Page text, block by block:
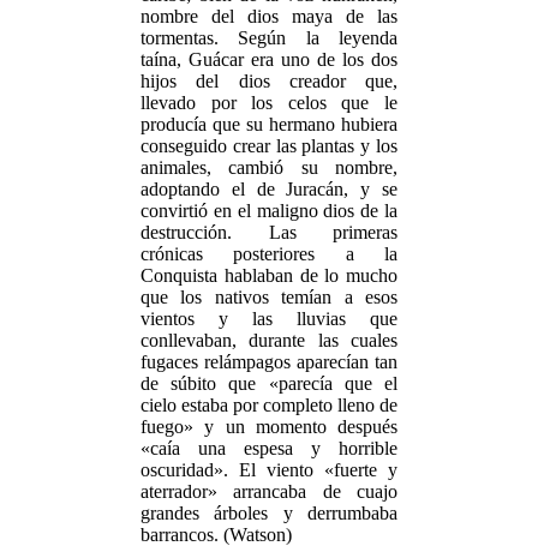
nombre del dios maya de las
tormentas. Según la leyenda
taína, Guácar era uno de los dos
hijos del dios creador que,
llevado por los celos que le
producía que su hermano hubiera
conseguido crear las plantas y los
animales, cambió su nombre,
adoptando el de Juracán, y se
convirtió en el maligno dios de la
destrucción. Las primeras
crónicas posteriores a la
Conquista hablaban de lo mucho
que los nativos temían a esos
vientos y las lluvias que
conllevaban, durante las cuales
fugaces relámpagos aparecían tan
de súbito que «parecía que el
cielo estaba por completo lleno de
fuego» y un momento después
«caía una espesa y horrible
oscuridad». El viento «fuerte y
aterrador» arrancaba de cuajo
grandes árboles y derrumbaba
barrancos. (Watson)